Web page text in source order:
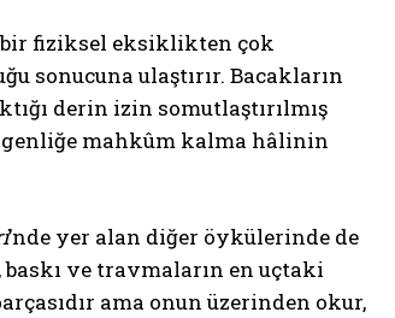
bir fiziksel eksiklikten çok
sonucuna ulaştırır. Bacakların
derin izin somutlaştırılmış
mahkûm kalma hâlinin
’nde yer alan diğer öykülerinde de
ve travmaların en uçtaki
ama onun üzerinden okur,